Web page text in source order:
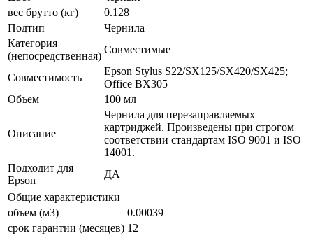
вес брутто (кг)
0.128
Подтип
Чернила
Категория
(непосредственная)
Совместимые
Совместимость
Epson Stylus S22/SX125/SX420/SX425;
Office BX305
Объем
100 мл
Описание
Чернила для перезаправляемых
картриджей. Произведены при строгом
соответствии стандартам ISO 9001 и ISO
14001.
Подходит для
Epson
ДА
Общие характеристики
объем (м3)
0.00039
срок гарантии (месяцев) 12